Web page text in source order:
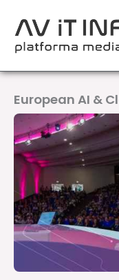
treści
European AI &